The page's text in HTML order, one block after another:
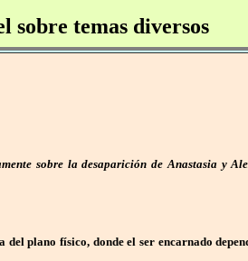
sobre temas diversos
sobre la desaparición de Anastasia y
plano físico, donde el ser encarnado